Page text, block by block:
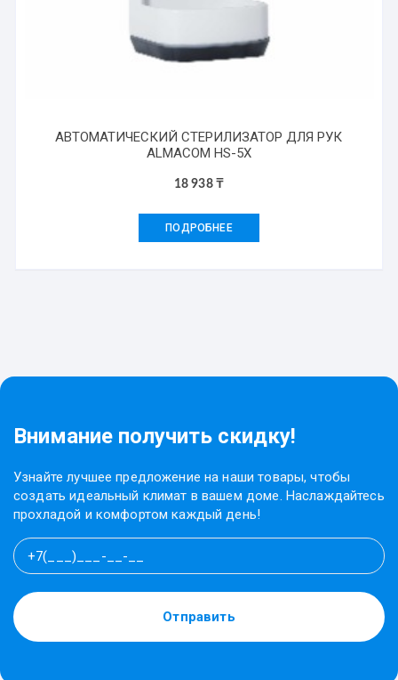
АВТОМАТИЧЕСКИЙ СТЕРИЛИЗАТОР ДЛЯ РУК
ALMACOM HS-5X
18 938 ₸
ПОДРОБНЕЕ
Внимание получить скидку!
Узнайте лучшее предложение на наши товары, чтобы
создать идеальный климат в вашем доме. Наслаждайтесь
прохладой и комфортом каждый день!
Отправить